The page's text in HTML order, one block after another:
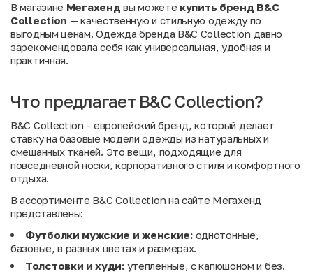
В магазине Мегахенд вы можете купить бренд B&C
Collection — качественную и стильную одежду по
выгодным ценам. Одежда бренда B&C Collection давно
зарекомендовала себя как универсальная, удобная и
практичная.
Что предлагает B&C Collection?
B&C Collection - европейский бренд, который делает
ставку на базовые модели одежды из натуральных и
смешанных тканей. Это вещи, подходящие для
повседневной носки, корпоративного стиля и комфортного
отдыха.
В ассортименте B&C Collection на сайте Мегахенд
представлены:
Футболки мужские и женские: однотонные,
базовые, в разных цветах и размерах.
Толстовки и худи:утепленные, с капюшоном и без.